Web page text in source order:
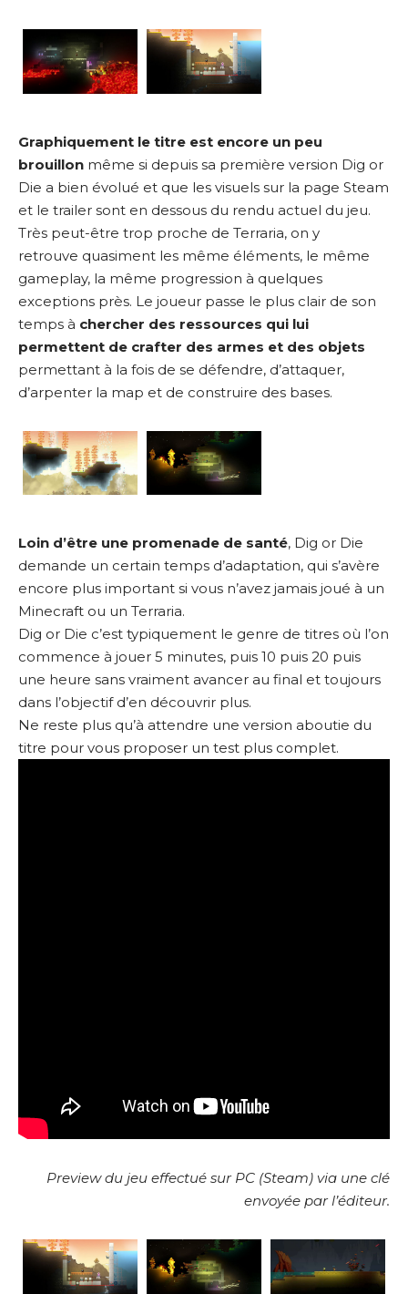
Graphiquement le titre est encore un peu
brouillon même si depuis sa première version Dig or
Die a bien évolué et que les visuels sur la page Steam
et le trailer sont en dessous du rendu actuel du jeu.
Très peut-être trop proche de Terraria, on y
retrouve quasiment les même éléments, le même
gameplay, la même progression à quelques
exceptions près. Le joueur passe le plus clair de son
temps à chercher des ressources qui lui
permettent de crafter des armes et des objets
permettant à la fois de se défendre, d’attaquer,
d’arpenter la map et de construire des bases.
Loin d’être une promenade de santé, Dig or Die
demande un certain temps d’adaptation, qui s’avère
encore plus important si vous n’avez jamais joué à un
Minecraft ou un Terraria.
Dig or Die c’est typiquement le genre de titres où l’on
commence à jouer 5 minutes, puis 10 puis 20 puis
une heure sans vraiment avancer au final et toujours
dans l’objectif d’en découvrir plus.
Ne reste plus qu’à attendre une version aboutie du
titre pour vous proposer un test plus complet.
Preview du jeu effectué sur PC (Steam) via une clé
envoyée par l’éditeur.